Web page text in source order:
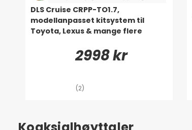
lodde to av høyttalerne. Gjelder
Toyota Rav4.
DLS Cruise CRPP-TO1.7,
modellanpasset kitsystem til
Toyota, Lexus & mange flere
2998 kr
(2)